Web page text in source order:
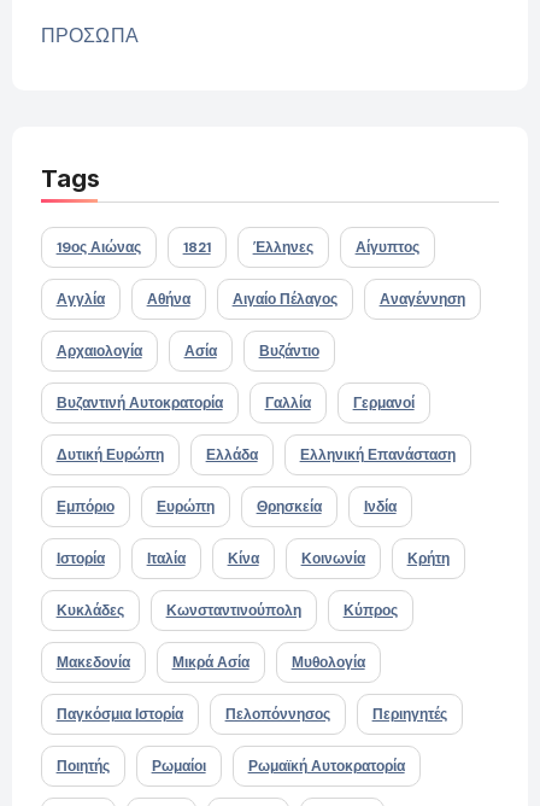
ΠΡΟΣΩΠΑ
Tags
19ος Αιώνας 1821 Έλληνες Αίγυπτος
Αγγλία Αθήνα Αιγαίο Πέλαγος Αναγέννηση
Αρχαιολογία Ασία Βυζάντιο
Βυζαντινή Αυτοκρατορία Γαλλία Γερμανοί
Δυτική Ευρώπη Ελλάδα Ελληνική Επανάσταση
Εμπόριο Ευρώπη Θρησκεία Ινδία
Ιστορία Ιταλία Κίνα Κοινωνία Κρήτη
Κυκλάδες Κωνσταντινούπολη Κύπρος
Μακεδονία Μικρά Ασία Μυθολογία
Παγκόσμια Ιστορία Πελοπόννησος Περιηγητές
Ποιητής Ρωμαίοι Ρωμαϊκή Αυτοκρατορία